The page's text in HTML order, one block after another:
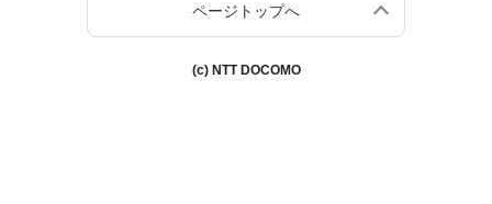
ページトップへ
(c) NTT DOCOMO